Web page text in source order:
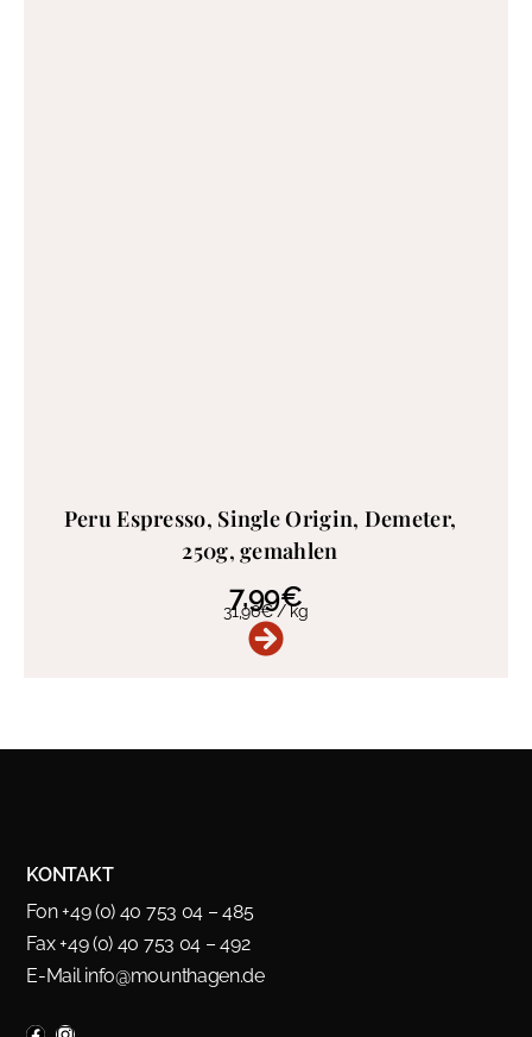
Peru Espresso, Single Origin, Demeter,
250g, gemahlen
7,99€
31,96€/kg
KONTAKT
Fon +49 (0) 40 753 04 – 485
Fax +49 (0) 40 753 04 – 492
E-Mailinfo@mounthagen.de